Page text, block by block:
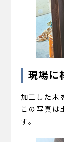
現場に
加工した木
この写真は
す。